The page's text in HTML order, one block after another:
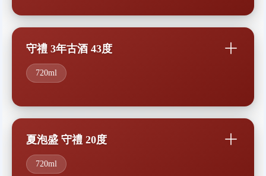
守禮 3年古酒 43度
720ml
夏泡盛 守禮 20度
720ml